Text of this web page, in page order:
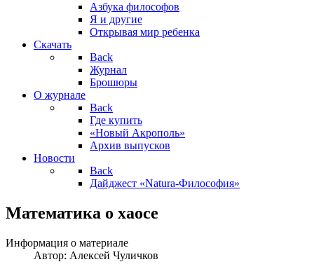
Азбука философов
Я и другие
Открывая мир ребенка
Скачать
Back
Журнал
Брошюры
О журнале
Back
Где купить
«Новый Акрополь»
Архив выпусков
Новости
Back
Дайджест «Natura-Философия»
Математика о хаосе
Информация о материале
Автор: Алексей Чуличков